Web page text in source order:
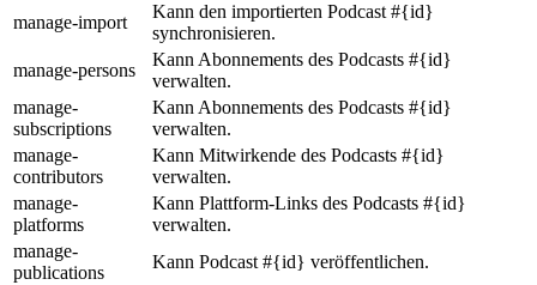
manage-import
Kann den importierten Podcast #{id}
synchronisieren.
manage-persons
Kann Abonnements des Podcasts #{id}
verwalten.
manage-
subscriptions
Kann Abonnements des Podcasts #{id}
verwalten.
manage-
contributors
Kann Mitwirkende des Podcasts #{id}
verwalten.
manage-
platforms
Kann Plattform-Links des Podcasts #{id}
verwalten.
manage-
publications
Kann Podcast #{id} veröffentlichen.